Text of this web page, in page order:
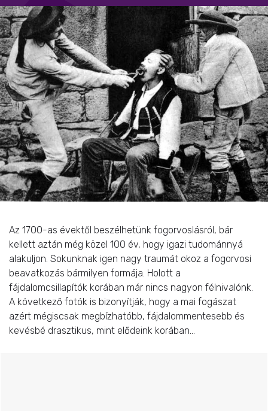
Az 1700-as évektől beszélhetünk fogorvoslásról, bár
kellett aztán még közel 100 év, hogy igazi tudománnyá
alakuljon. Sokunknak igen nagy traumát okoz a fogorvosi
beavatkozás bármilyen formája. Holott a
fájdalomcsillapítók korában már nincs nagyon félnivalónk.
A következő fotók is bizonyítják, hogy a mai fogászat
azért mégiscsak megbízhatóbb, fájdalommentesebb és
kevésbé drasztikus, mint elődeink korában…